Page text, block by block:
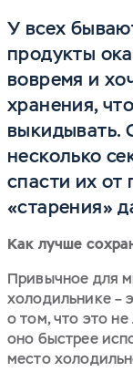
У всех
продукты
вовремя и
хранения,
выкидывать.
несколько
спасти их от
«старения»
Как лучше
Привычное для
холодильнике –
о том, что это
оно быстрее
место